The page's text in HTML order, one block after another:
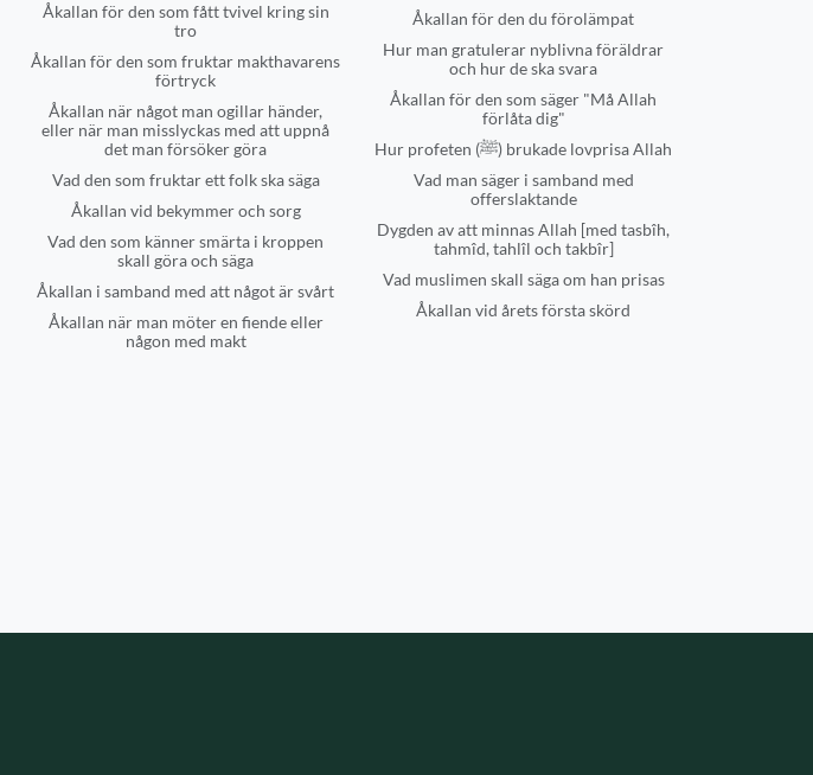
Åkallan för den du förolämpat
Hur man gratulerar nyblivna föräldrar
och hur de ska svara
Åkallan för den som säger "Må Allah
förlåta dig"
Hur profeten (ﷺ) brukade lovprisa Allah
Vad man säger i samband med
offerslaktande
Dygden av att minnas Allah [med tasbîh,
tahmîd, tahlîl och takbîr]
Vad muslimen skall säga om han prisas
Åkallan vid årets första skörd
Åkallan för den som fått tvivel kring sin
tro
Åkallan för den som fruktar makthavarens
förtryck
Åkallan när något man ogillar händer,
eller när man misslyckas med att uppnå
det man försöker göra
Vad den som fruktar ett folk ska säga
Åkallan vid bekymmer och sorg
Vad den som känner smärta i kroppen
skall göra och säga
Åkallan i samband med att något är svårt
Åkallan när man möter en fiende eller
någon med makt